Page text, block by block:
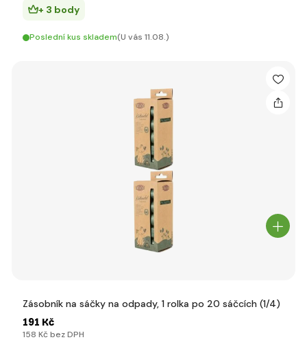
+ 3 body
Poslední kus skladem(U vás 11.08.)
Zásobník na sáčky na odpady, 1 rolka po 20 sáčcích (1/4)
191 Kč
158 Kč bez DPH